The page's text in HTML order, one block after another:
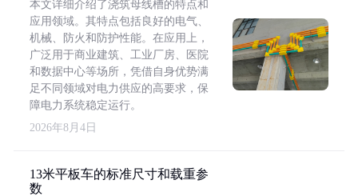
本文详细介绍了浇筑母线槽的特点和
应用领域。其特点包括良好的电气、
机械、防火和防护性能。在应用上，
广泛用于商业建筑、工业厂房、医院
和数据中心等场所，凭借自身优势满
足不同领域对电力供应的高要求，保
障电力系统稳定运行。
2026年8月4日
13米平板车的标准尺寸和载重参
数